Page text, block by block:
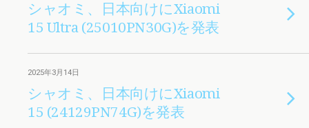
シャオミ、日本向けにXiaomi
15 Ultra (25010PN30G)を発表
2025年3月14日
シャオミ、日本向けにXiaomi
15 (24129PN74G)を発表